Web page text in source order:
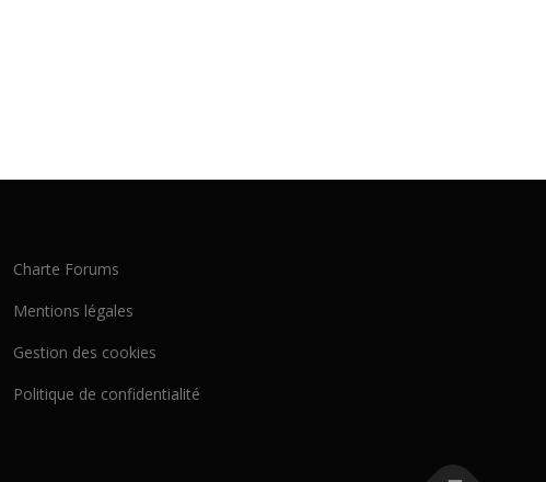
Charte Forums
Mentions légales
Gestion des cookies
Politique de confidentialité